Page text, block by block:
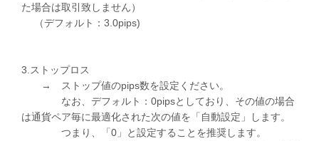
た場合は取引致しません）
（デフォルト：3.0pips)
3.ストップロス
→ ストップ値のpips数を設定ください。
なお、デフォルト：0pipsとしており、その値の場合
は通貨ペア毎に最適化された次の値を「自動設定」します。
つまり、「0」と設定することを推奨します。